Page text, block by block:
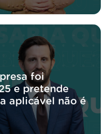
foi
e pretende
aplicável não é